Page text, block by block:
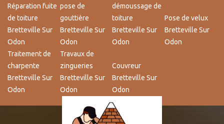
Réparation fuite
de toiture
Bretteville Sur
Odon
pose de
gouttière
Bretteville Sur
Odon
démoussage de
toiture
Bretteville Sur
Odon
Pose de velux
Bretteville Sur
Odon
Traitement de
charpente
Bretteville Sur
Odon
Travaux de
zingueries
Bretteville Sur
Odon
Couvreur
Bretteville Sur
Odon